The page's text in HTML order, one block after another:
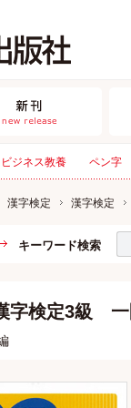
ビジネス教養 ペン字
漢字検定 漢字検定
キーワード検索
字検定3級